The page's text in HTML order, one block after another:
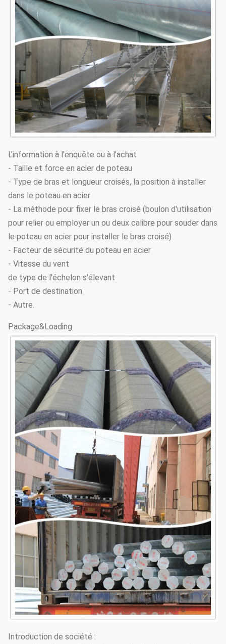
L'information à l'enquête ou à l'achat
- Taille et force en acier de poteau
- Type de bras et longueur croisés, la position à installer
dans le poteau en acier
- La méthode pour fixer le bras croisé (boulon d'utilisation
pour relier ou employer un ou deux calibre pour souder dans
le poteau en acier pour installer le bras croisé)
- Facteur de sécurité du poteau en acier
- Vitesse du vent
de type de l'échelon s'élevant
- Port de destination
- Autre.
Package&Loading
Introduction de société :